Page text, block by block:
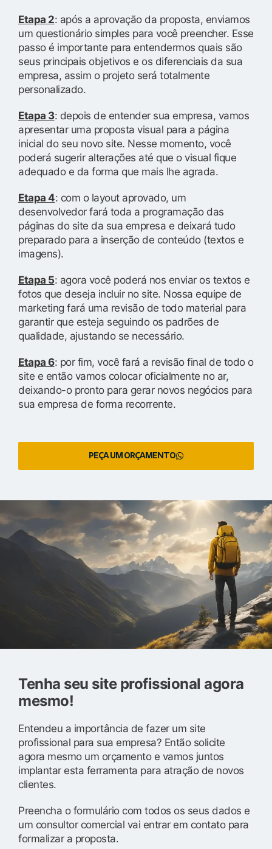
Etapa 2: após a aprovação da proposta, enviamos
um questionário simples para você preencher. Esse
passo é importante para entendermos quais são
seus principais objetivos e os diferenciais da sua
empresa, assim o projeto será totalmente
personalizado.
Etapa 3: depois de entender sua empresa, vamos
apresentar uma proposta visual para a página
inicial do seu novo site. Nesse momento, você
poderá sugerir alterações até que o visual fique
adequado e da forma que mais lhe agrada.
Etapa 4: com o layout aprovado, um
desenvolvedor fará toda a programação das
páginas do site da sua empresa e deixará tudo
preparado para a inserção de conteúdo (textos e
imagens).
Etapa 5: agora você poderá nos enviar os textos e
fotos que deseja incluir no site. Nossa equipe de
marketing fará uma revisão de todo material para
garantir que esteja seguindo os padrões de
qualidade, ajustando se necessário.
Etapa 6: por fim, você fará a revisão final de todo o
site e então vamos colocar oficialmente no ar,
deixando-o pronto para gerar novos negócios para
sua empresa de forma recorrente.
PEÇA UM ORÇAMENTO
Tenha seu site profissional agora
mesmo!
Entendeu a importância de fazer um site
profissional para sua empresa? Então solicite
agora mesmo um orçamento e vamos juntos
implantar esta ferramenta para atração de novos
clientes.
Preencha o formulário com todos os seus dados e
um consultor comercial vai entrar em contato para
formalizar a proposta.